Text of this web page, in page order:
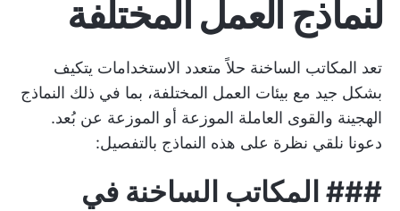
لنماذج العمل المختلفة
تعد المكاتب الساخنة حلاً متعدد الاستخدامات يتكيف
بشكل جيد مع بيئات العمل المختلفة، بما في ذلك النماذج
الهجينة والقوى العاملة الموزعة أو الموزعة عن بُعد.
دعونا نلقي نظرة على هذه النماذج بالتفصيل:
### المكاتب الساخنة في